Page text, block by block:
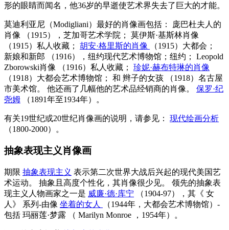
形的眼睛而闻名，他36岁的早逝使艺术界失去了巨大的才能。
莫迪利亚尼（Modigliani）最好的肖像画包括：
庞巴杜夫人的
肖像 （1915），芝加哥艺术学院； 莫伊斯·基斯林肖像
（1915）私人收藏； 胡安·格里斯的肖像
（1915）大都会；
新娘和新郎 （1916），纽约现代艺术博物馆；纽约； Leopold
Zborowski肖像 （1916）私人收藏； 珍妮·赫布特琳的肖像
（1918）大都会艺术博物馆； 和 辫子的女孩 （1918）名古屋
市美术馆。 他还画了几幅他的艺术品经销商的肖像。 保罗·纪
尧姆 （1891年至1934年）。
有关19世纪或20世纪肖像画的说明，请参见： 现代绘画分析
（1800-2000）。
抽象表现主义肖像画
期限 抽象表现主义 表示第二次世界大战后兴起的现代美国艺
术运动。 抽象且高度个性化，其肖像很少见。 领先的抽象表
现主义人物画家之一是 威廉·德·库宁 （1904-97），其《 女
人》
系列-由像 坐着的女人
（1944年，大都会艺术博物馆）-
包括 玛丽莲·梦露 （ Marilyn Monroe ，1954年）。